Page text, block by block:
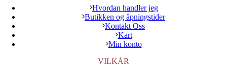
Hvordan handler jeg
Butikken og åpningstider
Kontakt Oss
Kart
Min konto
VILKÅR